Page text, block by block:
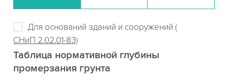
Для оснований зданий и сооружений (
СНиП 2.02.01-83)
Таблица нормативной глубины
промерзания грунта